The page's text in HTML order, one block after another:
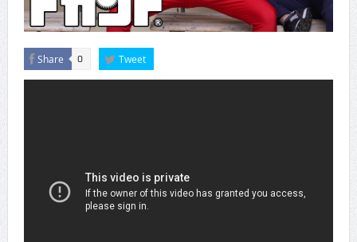
Share 0 Tweet